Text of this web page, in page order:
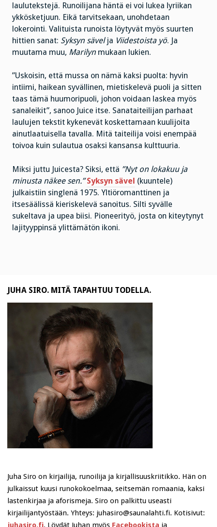
laulutekstejä. Runoilijana häntä ei voi lukea lyriikan
ykkösketjuun. Eikä tarvitsekaan, unohdetaan
lokerointi. Valituista runoista löytyvät myös suurten
hittien sanat: Syksyn sävelja Viidestoista yö. Ja
muutama muu, Marilyn mukaan lukien.
”Uskoisin, että mussa on nämä kaksi puolta: hyvin
intiimi, haikean syvällinen, mietiskelevä puoli ja sitten
taas tämä huumoripuoli, johon voidaan laskea myös
sanaleikit”, sanoo Juice itse. Sanataiteilijan parhaat
laulujen tekstit kykenevät koskettamaan kuulijoita
ainutlaatuisella tavalla. Mitä taiteilija voisi enempää
toivoa kuin sulautua osaksi kansansa kulttuuria.
Miksi juttu Juicesta? Siksi, että ”Nyt on lokakuu ja
minusta näkee sen.” Syksyn sävel (kuuntele)
julkaistiin singlenä 1975. Yltiöromanttinen ja
itsesäälissä kieriskelevä sanoitus. Silti syvälle
sukeltava ja upea biisi. Pioneerityö, josta on kiteytynyt
lajityyppinsä ylittämätön ikoni.
JUHA SIRO. MITÄ TAPAHTUU TODELLA.
Juha Siro on kirjailija, runoilija ja kirjallisuuskriitikko. Hän on
julkaissut kuusi runokokoelmaa, seitsemän romaania, kaksi
lastenkirjaa ja aforismeja. Siro on palkittu useasti
kirjailijantyöstään. Yhteys: juhasiro@saunalahti.fi. Kotisivut:
juhasiro.fi. Löydät Juhan myös Facebookista ja